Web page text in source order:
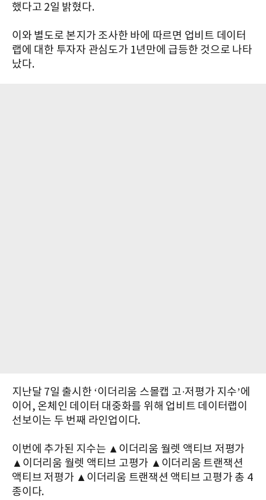
했다고 2일 밝혔다.
이와 별도로 본지가 조사한 바에 따르면 업비트 데이터
랩에 대한 투자자 관심도가 1년만에 급등한 것으로 나타
났다.
지난달 7일 출시한 ‘이더리움 스몰캡 고·저평가 지수’에
이어, 온체인 데이터 대중화를 위해 업비트 데이터랩이
선보이는 두 번째 라인업이다.
이번에 추가된 지수는 ▲이더리움 월렛 액티브 저평가
▲이더리움 월렛 액티브 고평가 ▲이더리움 트랜잭션
액티브 저평가 ▲이더리움 트랜잭션 액티브 고평가 총 4
종이다.